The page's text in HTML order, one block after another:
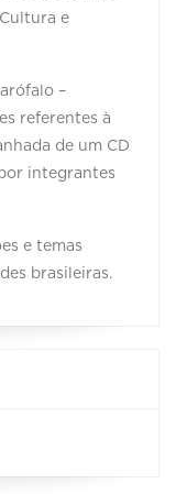
e
–
referentes à
de um CD
integrantes
e temas
brasileiras.